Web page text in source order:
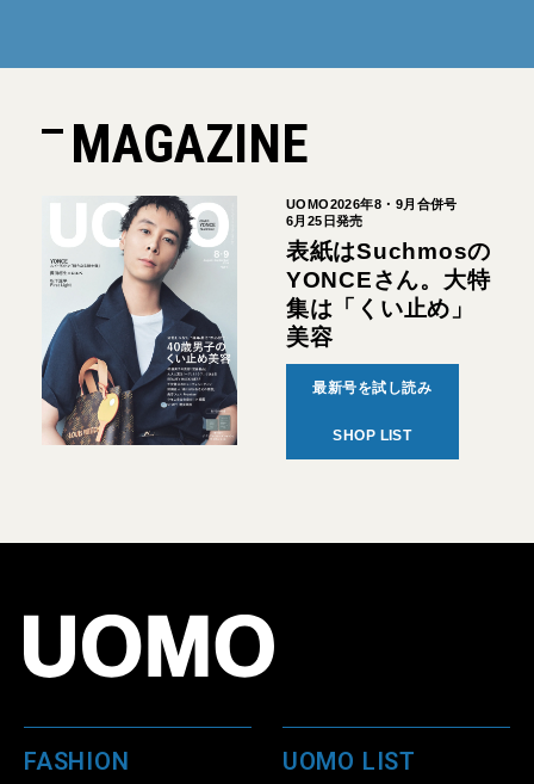
MAGAZINE
UOMO2026年8・9月合併号
6月25日発売
表紙はSuchmosの
YONCEさん。大特
集は「くい止め」
美容
最新号を試し読み
SHOP LIST
FASHION UOMO LIST